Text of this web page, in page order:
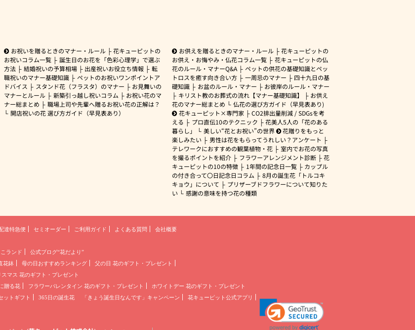
お祝いを贈るときのマナー・ルール
花キューピットの
お祝いコラム一覧
誕生日のお花を「色彩心理学」で選ぶ
方法
結婚祝いの予算相場 出産祝いお役立ち情報
転
職祝いのマナー基礎知識
ペットのお祝いワンポイントア
ドバイス
スタンド花（フラスタ）のマナー
お見舞いの
マナーとルール
新築引っ越し祝いコラム
お祝い花のマ
ナー総まとめ
職場上司や先輩へ贈るお祝い花の正解は？
開店祝いの花 選び方ガイド（早見表あり）
お供えを贈るときのマナー・ルール
花キューピットの
お供え・お悔やみ・仏花コラム一覧
花キューピットの仏
花のルール・マナーQ&A
ペットの供花の基礎知識とペッ
トロスを癒す向き合い方
一周忌のマナー
四十九日の基
礎知識
お盆のルール・マナー
お彼岸のルール・マナー
キリスト教のお葬式の流れ【マナー基礎知識】
お供え
花のマナー総まとめ
仏花の選び方ガイド（早見表あり)
花キューピット×専門家
CO2排出量削減 / SDGsを考
える
プロ直伝10のテクニック
花美人5人の「花のある
暮らし」
美しい“花とお祝い”の世界
花贈りをもっと
楽しみたい
男性は花をもらってうれしい？アンケート
テレワークにおすすめの観葉植物・花
室内でお花の写真
を撮るポイントを紹介
フラワーアレンジメント診断
花
キューピットの10の特徴
1年間の記念日一覧
カップル
の付き合って〇日記念日コラム
8月の誕生花「トルコキ
キョウ」について
プリザーブドフラワーについて知りた
い
感謝の意味を持つ花の種類
達特急便 セミオーダー ご利用ガイド よくある質問
会社概要
こランド
公式ブログ“花だより”
花鉢 母の日おすすめランキング
父の日 花のギフト・プレゼント
スマス 花のギフト・プレゼント
贈る花 フラワーバレンタイン 花のギフト・プレゼント
ホワイトデー 花のギフト・プレゼント
ットギフト 365日の誕生花 「きょう誕生日なんです」キャンペーン
花キューピット公式アプリ